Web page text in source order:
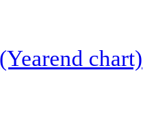
chart)